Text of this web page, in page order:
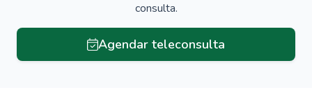
consulta.
Agendar teleconsulta